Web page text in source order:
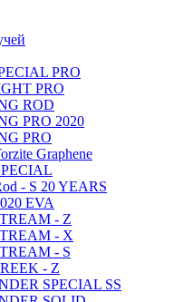
PRO
PRO
ROD
PRO 2020
PRO
Graphene
- S 20 YEARS
EVA
- Z
- X
- S
- Z
SPECIAL SS